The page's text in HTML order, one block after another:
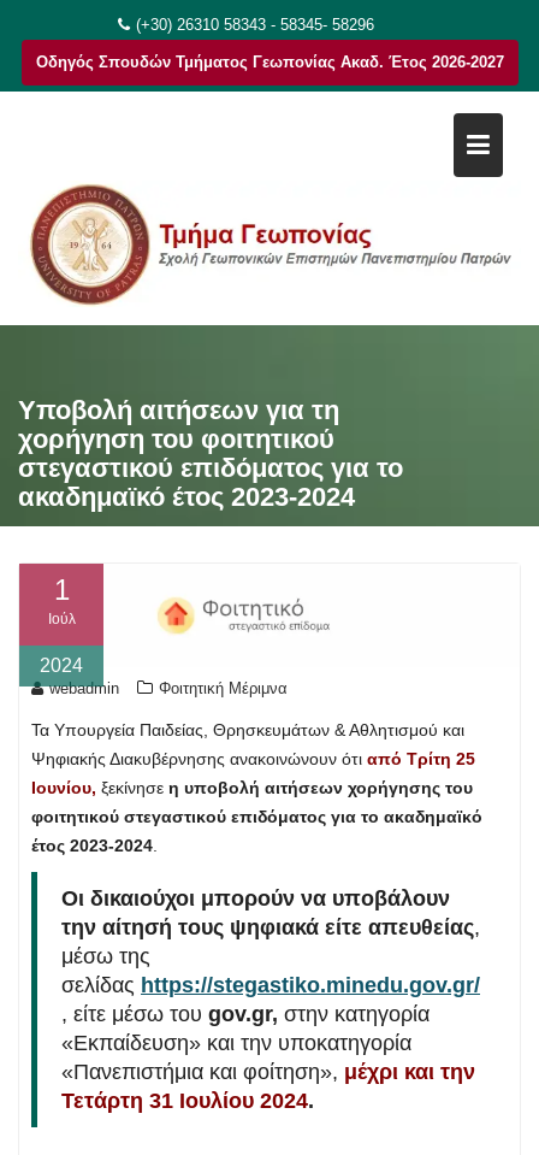
στο
περιεχόμενο
(+30) 26310 58343 - 58345- 58296
Οδηγός Σπουδών Τμήματος Γεωπονίας Ακαδ. Έτος 2026-2027
Υποβολή αιτήσεων για τη
χορήγηση του φοιτητικού
στεγαστικού επιδόματος για το
ακαδημαϊκό έτος 2023-2024
1
Ιούλ
2024
webadmin Φοιτητική Μέριμνα
Τα Υπουργεία Παιδείας, Θρησκευμάτων & Αθλητισμού και
Ψηφιακής Διακυβέρνησης ανακοινώνουν ότι από Τρίτη 25
Ιουνίου, ξεκίνησε η υποβολή αιτήσεων χορήγησης του
φοιτητικού στεγαστικού επιδόματος για το ακαδημαϊκό
έτος 2023-2024
Οι δικαιούχοι μπορούν να υποβάλουν
την αίτησή τους ψηφιακά είτε απευθείας,
μέσω της
σελίδας https://stegastiko.minedu.gov.gr/
, είτε μέσω του gov.gr, στην κατηγορία
«Εκπαίδευση» και την υποκατηγορία
«Πανεπιστήμια και φοίτηση», μέχρι και την
Τετάρτη 31 Ιουλίου 2024.